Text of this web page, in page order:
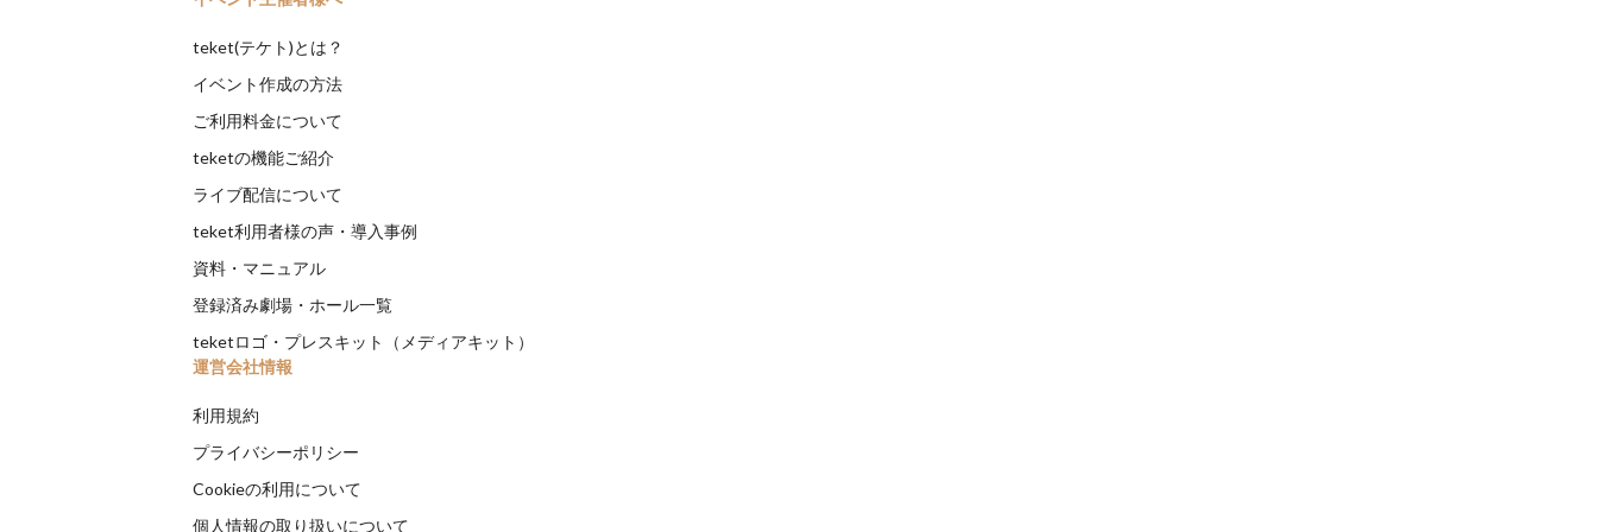
teket(テケト)とは？
イベント作成の方法
ご利用料金について
teketの機能ご紹介
ライブ配信について
teket利用者様の声・導入事例
資料・マニュアル
登録済み劇場・ホール一覧
teketロゴ・プレスキット（メディアキット）
運営会社情報
利用規約
プライバシーポリシー
Cookieの利用について
個人情報の取り扱いについて